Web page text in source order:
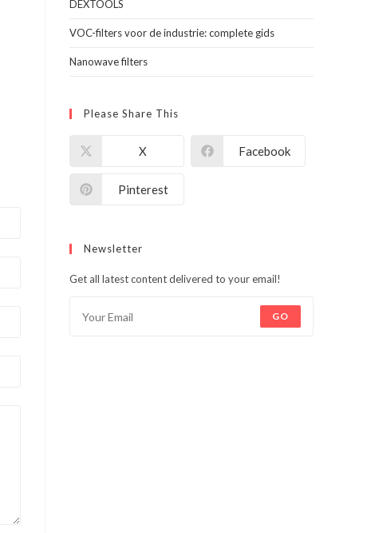
DEXTOOLS
VOC-filters voor de industrie: complete gids
Nanowave filters
Please Share This
X Facebook
Pinterest
Newsletter
Get all latest content delivered to your email!
GO